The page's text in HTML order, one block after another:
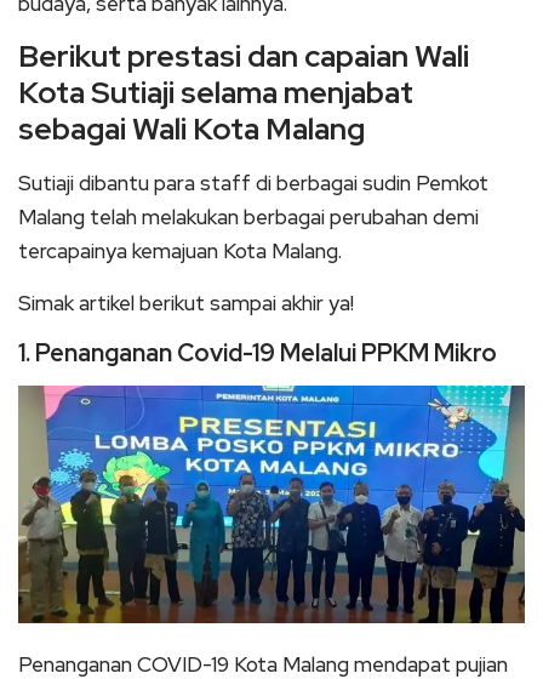
Berikut prestasi dan capaian Wali
Kota Sutiaji selama menjabat
sebagai Wali Kota Malang
Sutiaji dibantu para staff di berbagai sudin Pemkot
Malang telah melakukan berbagai perubahan demi
tercapainya kemajuan Kota Malang.
Simak artikel berikut sampai akhir ya!
1. Penanganan Covid-19 Melalui PPKM Mikro
Penanganan COVID-19 Kota Malang mendapat pujian